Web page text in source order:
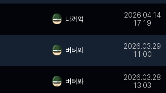
나꺼억
2026.04.14
17:19
버텨봐
2026.03.29
11:00
버텨봐
2026.03.28
13:03